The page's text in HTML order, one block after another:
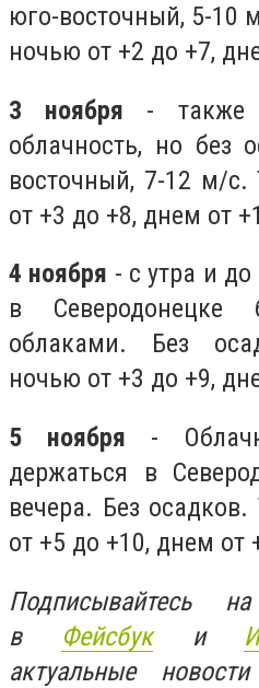
юго-восточный, 5-10
ночью от +2 до +7,
3 ноября - также
облачность, но без
восточный, 7-12 м/с.
от +3 до +8, днем от
4 ноября - с утра и
в Северодонецке
облаками. Без
ночью от +3 до +9,
5 ноября -
держаться в
вечера. Без
от +5 до +10, днем от
Подписывайтесь
в
Фейсбуки
актуальные